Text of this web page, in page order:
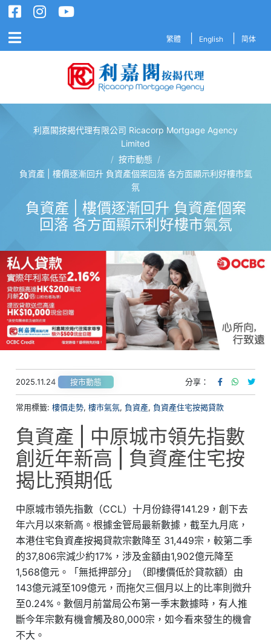
繁體 English 简体
利嘉閣按揭代理有限公司 Ricacorp Mortgage Agency
Limited
/ 按市動態 /
負資產 | 樓價逐漸回升 負資產個案回落 各方面顯示利好樓市氣
氛
負資產 | 樓價逐漸回升 負資產個案
回落 各方面顯示利好樓市氣氛
2025.11.24 按市動態 分享：
常用標籤:樓價走勢,樓市氣氛,負資產,負資產住宅按揭貸款
負資產 | 中原城市領先指數
創近年新高 | 負資產住宅按
揭比預期低
中原城市領先指數（CCL）十月份錄得141.29，創下去
年六月以來新高。根據金管局最新數據，截至九月底，
本港住宅負資產按揭貸款宗數降至 31,449宗，較第二季
的37,806宗減少約17%，涉及金額由1,902億元降至
1,568億元。「無抵押部分」（即樓價低於貸款額）由
143億元減至109億元，而拖欠三個月以上的比率則微升
至0.24%。數個月前當局公布第一季末數據時，有人推
斷今年宗數有機會觸及80,000宗，如今看來發生的機會
不大。